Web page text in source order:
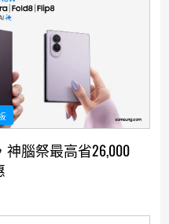
神腦祭最高省26,000